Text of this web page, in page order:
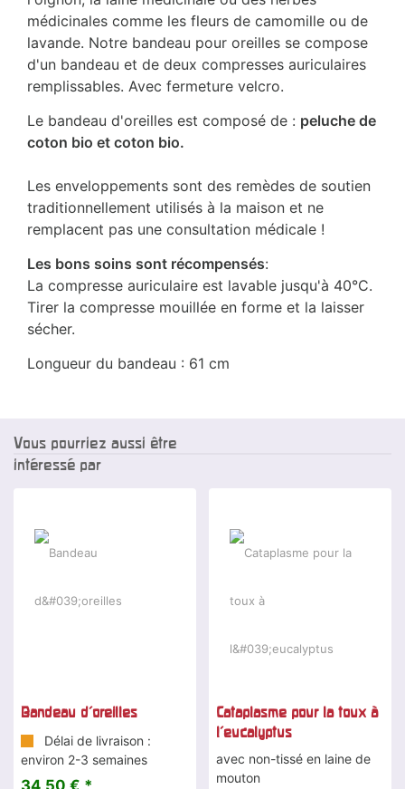
médicinales comme les fleurs de camomille ou de
lavande. Notre bandeau pour oreilles se compose
d'un bandeau et de deux compresses auriculaires
remplissables. Avec fermeture velcro.
Le bandeau d'oreilles est composé de : peluche de
coton bio et coton bio.
Les enveloppements sont des remèdes de soutien
traditionnellement utilisés à la maison et ne
remplacent pas une consultation médicale !
Les bons soins sont récompensés:
La compresse auriculaire est lavable jusqu'à 40°C.
Tirer la compresse mouillée en forme et la laisser
sécher.
Longueur du bandeau : 61 cm
Vous pourriez aussi être
intéressé par
Bandeau d'oreilles
Délai de livraison :
environ 2-3 semaines
Cataplasme pour la toux à
l'eucalyptus
avec non-tissé en laine de
mouton